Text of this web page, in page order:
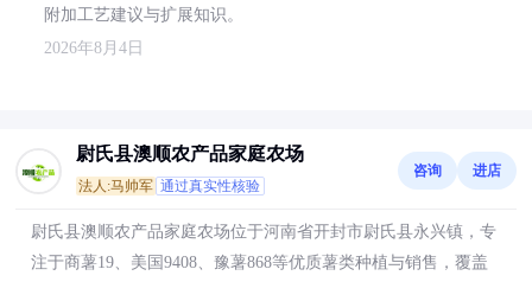
附加工艺建议与扩展知识。
2026年8月4日
尉氏县澳顺农产品家庭农场
法人:马帅军 通过真实性核验
咨询 进店
尉氏县澳顺农产品家庭农场位于河南省开封市尉氏县永兴镇，专
注于商薯19、美国9408、豫薯868等优质薯类种植与销售，覆盖